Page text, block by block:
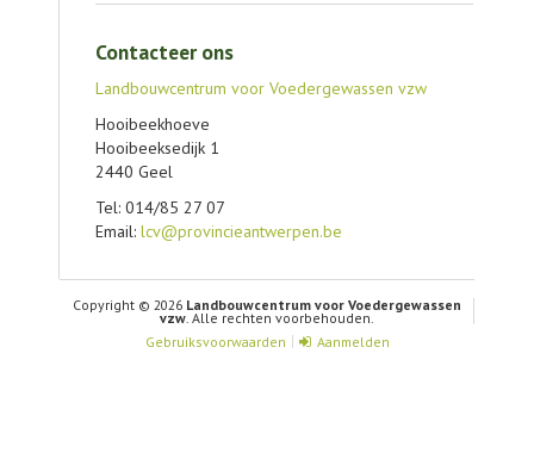
Contacteer ons
Landbouwcentrum voor Voedergewassen vzw
Hooibeekhoeve
Hooibeeksedijk 1
2440 Geel
Tel: 014/85 27 07
Email: lcv@provincieantwerpen.be
Copyright © 2026 Landbouwcentrum voor Voedergewassen
vzw. Alle rechten voorbehouden.
Gebruiksvoorwaarden
Aanmelden